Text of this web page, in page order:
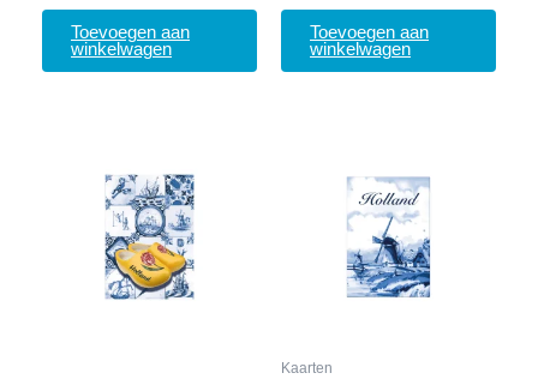
Toevoegen aan
winkelwagen
Toevoegen aan
winkelwagen
Kaarten